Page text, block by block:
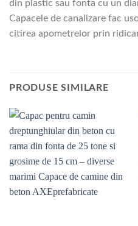
din plastic sau fonta cu un
Capacele de canalizare fac
citirea apometrelor prin
PRODUSE SIMILARE